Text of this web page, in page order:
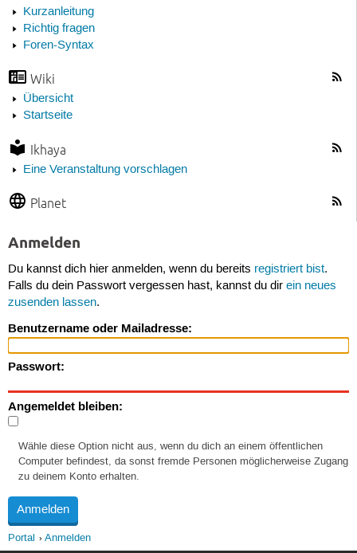
Kurzanleitung
Richtig fragen
Foren-Syntax
Wiki
Übersicht
Startseite
Ikhaya
Eine Veranstaltung vorschlagen
Planet
Anmelden
Du kannst dich hier anmelden, wenn du bereits registriert bist.
Falls du dein Passwort vergessen hast, kannst du dir ein neues
zusenden lassen.
Benutzername oder Mailadresse:
Passwort:
Angemeldet bleiben:
Wähle diese Option nicht aus, wenn du dich an einem öffentlichen
Computer befindest, da sonst fremde Personen möglicherweise Zugang
zu deinem Konto erhalten.
Portal Anmelden